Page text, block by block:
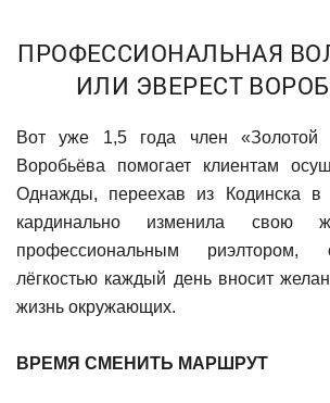
ПРОФЕССИОНАЛЬНАЯ
ИЛИ ЭВЕРЕСТ
Вот уже 1,5 года член «Золотой
Воробьёва помогает клиентам
Однажды, переехав из Кодинска в
кардинально изменила свою
профессиональным риэлтором,
лёгкостью каждый день вносит
жизнь окружающих.
ВРЕМЯ СМЕНИТЬ МАРШРУТ